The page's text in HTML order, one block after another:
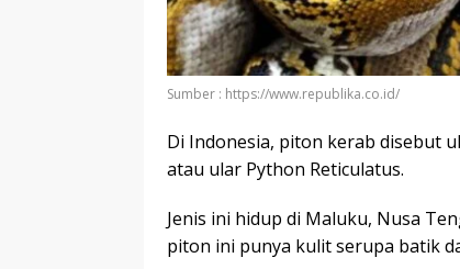
Sumber : https://www.republika.co.id/
Di Indonesia, piton kerab disebut
atau ular Python Reticulatus.
Jenis ini hidup di Maluku, Nusa
piton ini punya kulit serupa batik